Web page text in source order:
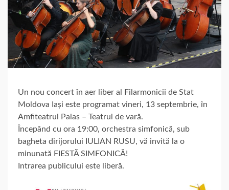
Un nou concert în aer liber al Filarmonicii de Stat
Moldova Iași este programat vineri, 13 septembrie, în
Amfiteatrul Palas – Teatrul de vară.
Începând cu ora 19:00, orchestra simfonică, sub
bagheta dirijorului IULIAN RUSU, vă invită la o
minunată FIESTĂ SIMFONICĂ!
Intrarea publicului este liberă.